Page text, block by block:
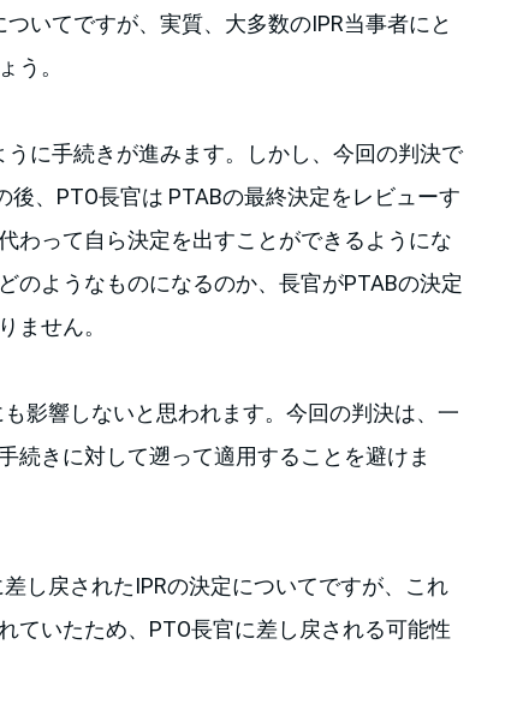
いてですが、実質、大多数のIPR当事者にと
う。
に手続きが進みます。しかし、今回の判決で
、PTO長官は PTABの最終決定をレビューす
わって自ら決定を出すことができるようにな
のようなものになるのか、長官がPTABの決定
ません。
影響しないと思われます。今回の判決は、一
続きに対して遡って適用することを避けま
し戻されたIPRの決定についてですが、これ
ていたため、PTO長官に差し戻される可能性